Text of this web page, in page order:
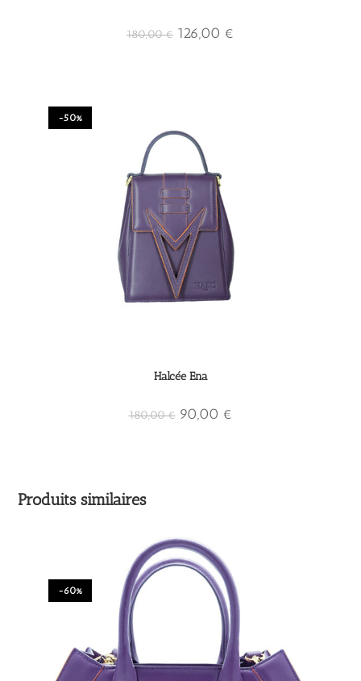
180,00€ 126,00 €
-50%
Halcée Ena
180,00€ 90,00 €
Produits similaires
-60%